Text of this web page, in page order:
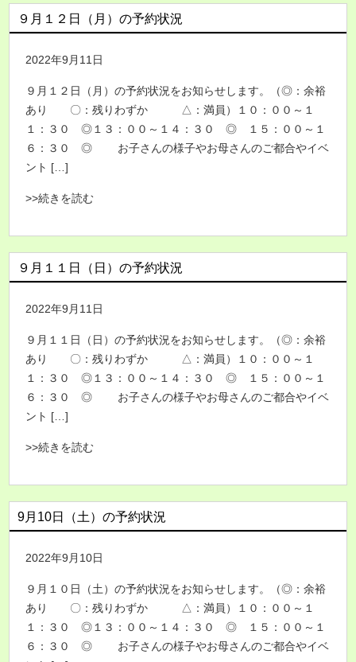
９月１２日（月）の予約状況
2022年9月11日
９月１２日（月）の予約状況をお知らせします。（◎：余裕
あり 〇：残りわずか △：満員）１０：００～１
１：３０ ◎１３：００～１４：３０ ◎ １５：００～１
６：３０ ◎ お子さんの様子やお母さんのご都合やイベ
ント […]
>>続きを読む
９月１１日（日）の予約状況
2022年9月11日
９月１１日（日）の予約状況をお知らせします。（◎：余裕
あり 〇：残りわずか △：満員）１０：００～１
１：３０ ◎１３：００～１４：３０ ◎ １５：００～１
６：３０ ◎ お子さんの様子やお母さんのご都合やイベ
ント […]
>>続きを読む
9月10日（土）の予約状況
2022年9月10日
９月１０日（土）の予約状況をお知らせします。（◎：余裕
あり 〇：残りわずか △：満員）１０：００～１
１：３０ ◎１３：００～１４：３０ ◎ １５：００～１
６：３０ ◎ お子さんの様子やお母さんのご都合やイベ